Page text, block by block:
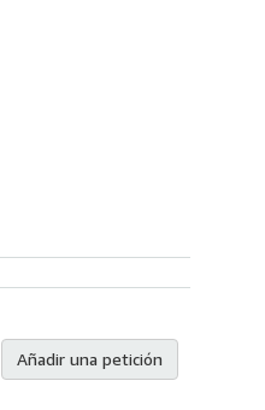
Añadir una petición